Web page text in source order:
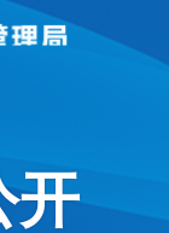
开